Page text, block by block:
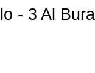
- 3 Al